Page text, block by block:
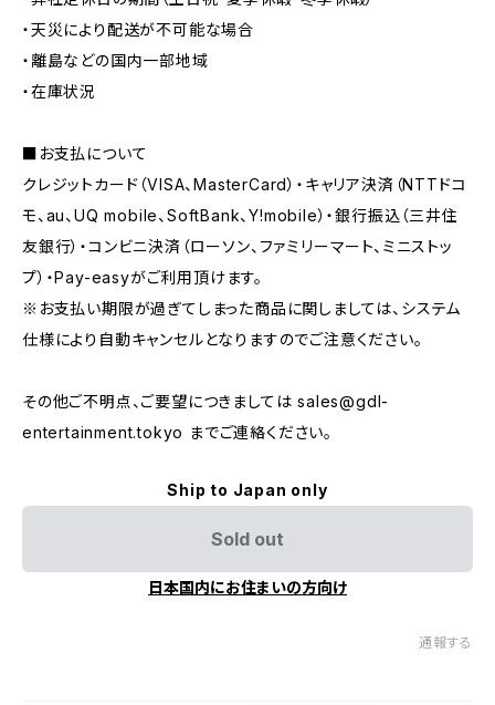
・天災により配送が不可能な場合
・離島などの国内一部地域
・在庫状況
■お支払について
クレジットカード（VISA、MasterCard）・キャリア決済（NTTドコ
モ、au、UQ mobile、SoftBank、Y!mobile）・銀行振込（三井住
友銀行）・コンビニ決済（ローソン、ファミリーマート、ミニストッ
プ）・Pay-easyがご利用頂けます。
※お支払い期限が過ぎてしまった商品に関しましては、システム
仕様により自動キャンセルとなりますのでご注意ください。
その他ご不明点、ご要望につきましてはsales@gdl-
entertainment.tokyo までご連絡ください。
Ship to Japan only
Sold out
日本国内にお住まいの方向け
通報する